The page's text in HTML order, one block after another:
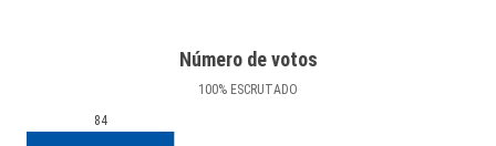
Número de votos
100% ESCRUTADO
84